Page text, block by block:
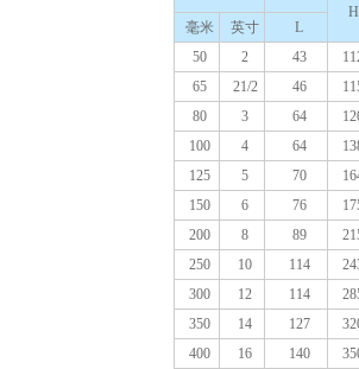
H
毫米
英寸
L
50
2 43
65
21/2 46
80
3 64
100
4 64
125
5 70
150
6 76
200
8 89
250
10 114
300
12 114
350
14 127
400
16 140